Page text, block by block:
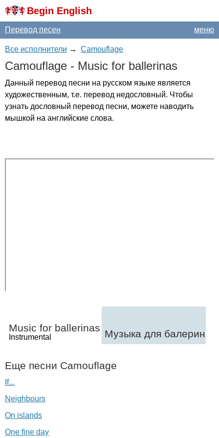
Begin English
меню
Перевод песен
Все исполнители → Camouflage
Camouflage - Music for ballerinas
Данный перевод песни на русском языке является
художественным, т.е. перевод недословный. Чтобы
узнать дословный перевод песни, можете наводить
мышкой на английские слова.
Music for ballerinas
Instrumental Музыка для балерин
Еще песни Camouflage
If...
Neighbours
On islands
One fine day